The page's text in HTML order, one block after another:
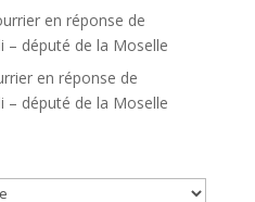
en réponse de
– député de la Moselle
en réponse de
– député de la Moselle